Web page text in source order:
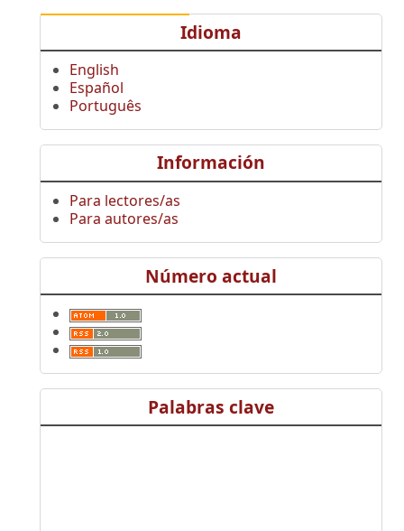
Idioma
English
Español
Português
Información
Para lectores/as
Para autores/as
Número actual
Palabras clave